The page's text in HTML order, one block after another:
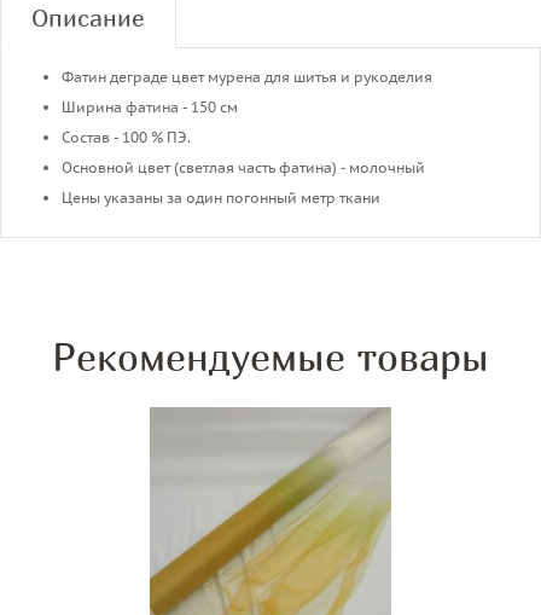
Описание
Фатин деграде цвет мурена для шитья и рукоделия
Ширина фатина - 150 см
Состав - 100 % ПЭ.
Основной цвет (светлая часть фатина) - молочный
Цены указаны за один погонный метр ткани
Рекомендуемые товары